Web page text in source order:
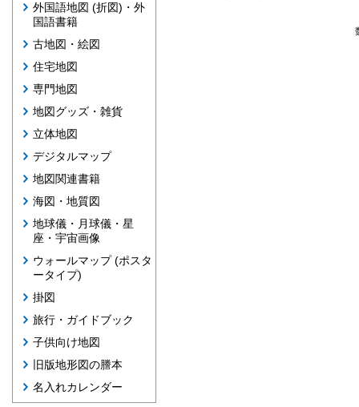
外国語地図 (折図)・外
国語書籍
古地図・絵図
住宅地図
専門地図
地図グッズ・雑貨
立体地図
デジタルマップ
地図関連書籍
海図・地質図
地球儀・月球儀・星
座・宇宙画像
ウォールマップ (ポスタ
ータイプ)
掛図
旅行・ガイドブック
子供向け地図
旧版地形図の謄本
名入れカレンダー